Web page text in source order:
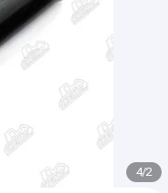
2
/
4